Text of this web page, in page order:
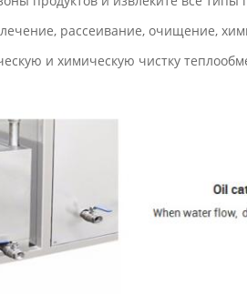
рассеивание, очищение,
и химическую чистку